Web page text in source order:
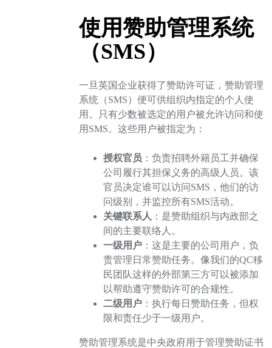
使用赞助管理系统
（SMS）
一旦英国企业获得了赞助许可证，赞助管理
系统（SMS）便可供组织内指定的个人使
用。只有少数被选定的用户被允许访问和使
用SMS。这些用户被指定为：
授权官员 ：负责招聘外籍员工并确保
公司履行其担保义务的高级人员。该
官员决定谁可以访问SMS，他们的访
问级别，并监控所有SMS活动。
关键联系人 ：是赞助组织与内政部之
间的主要联络人。
一级用户 ：这是主要的公司用户，负
责管理日常赞助任务。像我们的QC移
民团队这样的外部第三方可以被添加
以帮助遵守赞助许可的合规性。
二级用户 ：执行每日赞助任务，但权
限和责任少于一级用户。
赞助管理系统是中央政府用于管理赞助证书